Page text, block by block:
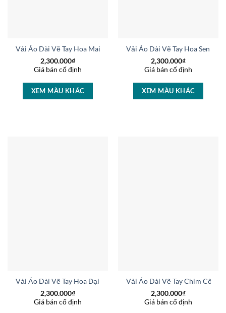
Vải Áo Dài Vẽ Tay Hoa Mai Vừa Ra AD V51062
2,300.000₫
Giá bán cố định
XEM MÀU KHÁC
Vải Áo Dài Vẽ Tay Hoa Sen
2,300.000₫
Giá bán cố định
XEM MÀU KHÁC
Vải Áo Dài Vẽ Tay Hoa Đại Đóa Độc Đáo AD V51053
2,300.000₫
Giá bán cố định
Vải Áo Dài Vẽ Tay Chim Công
2,300.000₫
Giá bán cố định